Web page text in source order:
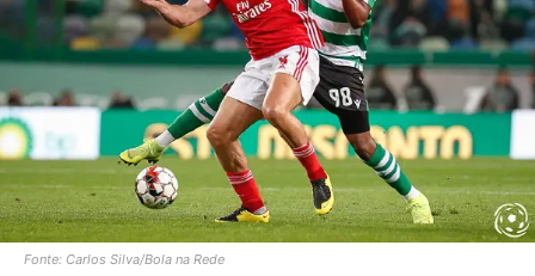
Fonte: Carlos Silva/Bola na Rede